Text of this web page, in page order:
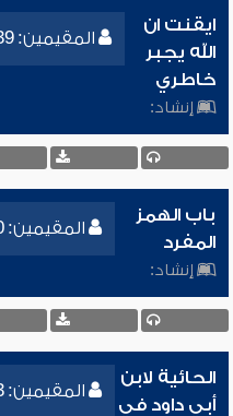
المقيمين: 39
ايقنت ان
الله يجبر
خاطري
إنشاد:
المقيمين: 0
باب الهمز
المفرد
إنشاد:
المقيمين: 3
الحائية لابن
أبي داود في